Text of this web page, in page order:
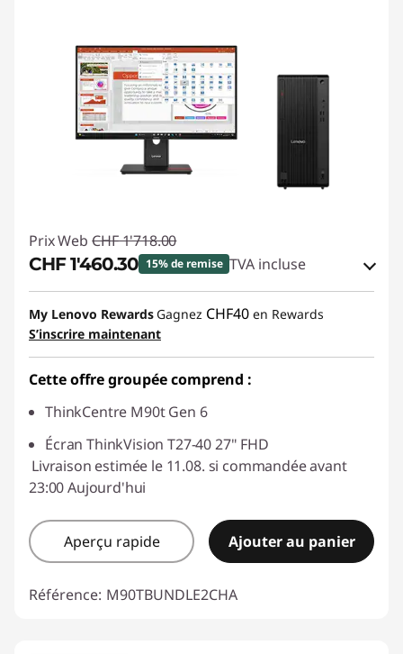
Prix Web CHF 1'718.00
CHF 1'460.30 15% de remise TVA incluse
Bons de réduction en ligne :-CHF 257.70
Code de réduction :
My Lenovo Rewards Gagnez CHF40 en Rewards
S’inscrire maintenant
Cette offre groupée comprend :
ThinkCentre M90t Gen 6
Écran ThinkVision T27-40 27" FHD
Livraison estimée le 11.08. si commandée avant
23:00 Aujourd'hui
Aperçu rapide Ajouter au panier
Référence: M90TBUNDLE2CHA